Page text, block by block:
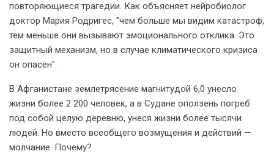
повторяющиеся трагедии. Как объясняет нейробиолог
доктор Мария Родригес, "чем больше мы видим катастроф,
тем меньше они вызывают эмоционального отклика. Это
защитный механизм, но в случае климатического кризиса
он опасен".
В Афганистане землетрясение магнитудой 6,0 унесло
жизни более 2 200 человек, а в Судане оползень погреб
под собой целую деревню, унеся жизни более тысячи
людей. Но вместо всеобщего возмущения и действий —
молчание. Почему?